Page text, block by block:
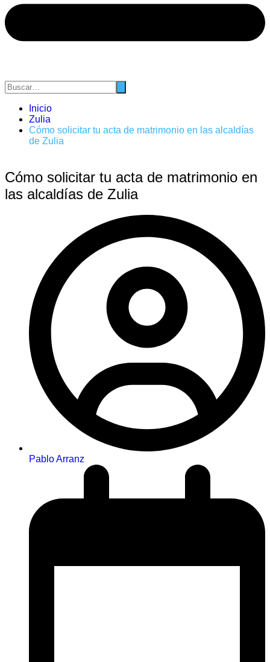
Inicio
Zulia
Cómo solicitar tu acta de matrimonio en las alcaldías
de Zulia
Cómo solicitar tu acta de matrimonio en
las alcaldías de Zulia
Pablo Arranz